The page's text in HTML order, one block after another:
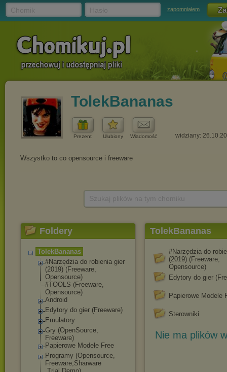
zapomniałem
TolekBananas
Prezent Ulubiony Wiadomość widziany:
Foldery
TolekBananas
#Narzędzia do robienia gier
(2019) (Freeware,
Opensource)
#TOOLS (Freeware,
Opensource)
Android
Edytory do gier (Freeware)
Emulatory
Gry (OpenSource,
Freeware)
Papierowe Modele Free
Programy (Opensource,
Freeware,Sharware
TolekBananas
#Narzędzia do
(2019) (Freeware,
Opensource)
Edytory do gier
Papierowe Modele
Sterowniki
Nie ma plików